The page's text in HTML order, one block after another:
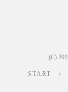
(C)
START